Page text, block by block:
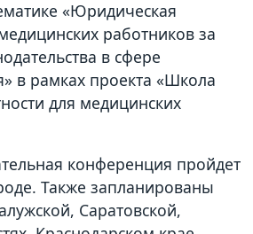
«Юридическая
работников за
в сфере
в рамках проекта «Школа
для медицинских
конференция пройдет
Также запланированы
Саратовской,